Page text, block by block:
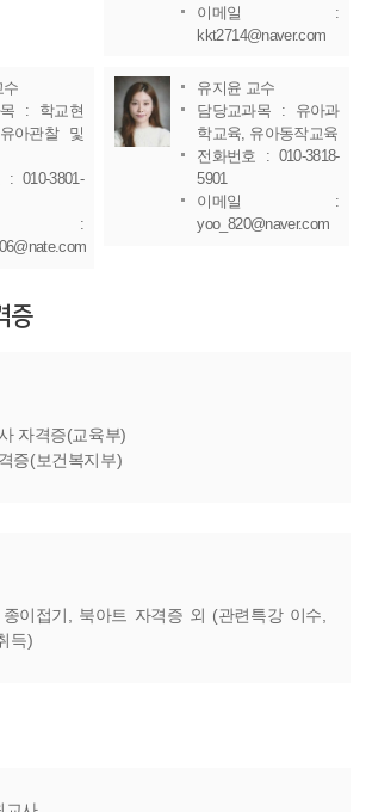
이메일 :
kkt2714@naver.com
수
목 : 학교현
아관찰 및
: 010-3801-
일 :
유지윤 교수
담당교과목 : 유아과
학교육, 유아동작교육
전화번호 : 010-3818-
5901
이메일 :
yoo_820@naver.com
증
자격증(교육부)
증(보건복지부)
이접기, 북아트 자격증 외 (관련특강 이수,
득)